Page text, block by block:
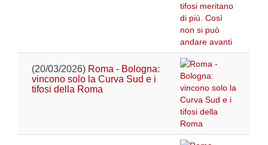
(20/03/2026) Roma - Bologna:
vincono solo la Curva Sud e i
tifosi della Roma